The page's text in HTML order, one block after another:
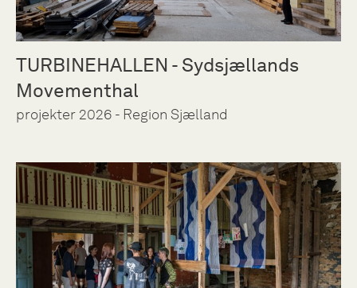
TURBINEHALLEN - Sydsjællands
Movementhal
projekter 2026 - Region Sjælland